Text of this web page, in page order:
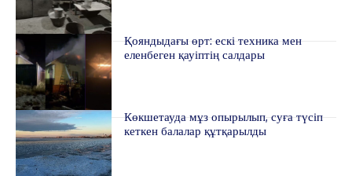
Қояндыдағы өрт: ескі техника мен
еленбеген қауіптің салдары
Көкшетауда мұз опырылып, суға түсіп
кеткен балалар құтқарылды